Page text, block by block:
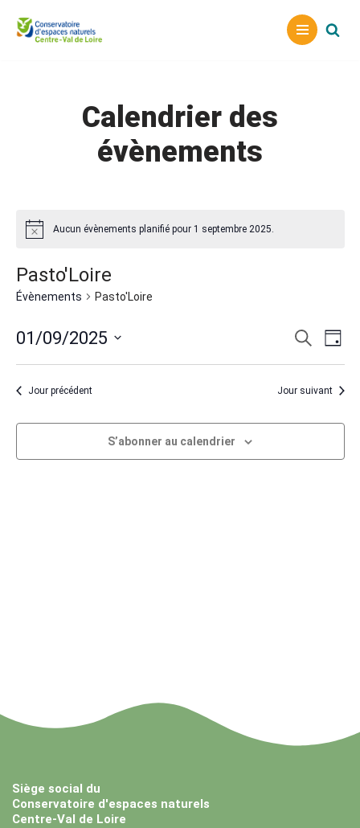
Aller
Calendrier des
évènements
Aucun évènements planifié pour 1 septembre 2025.
Pasto'Loire
Évènements Pasto'Loire
et
de
vues
Recherche
de
Jour
01/09/2025
date.
Jour précédent Jour suivant
S’abonner au calendrier
Siège social du
Conservatoire d'espaces naturels
Centre-Val de Loire